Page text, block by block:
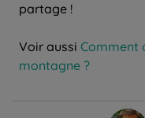
partage !
Voir aussi Comment
montagne ?